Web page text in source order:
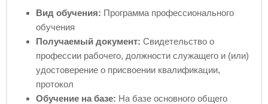
Вид обучения: Программа профессионального
обучения
Получаемый документ: Свидетельство о
профессии рабочего, должности служащего и (или)
удостоверение о присвоении квалификации,
протокол
Обучение на базе: На базе основного общего